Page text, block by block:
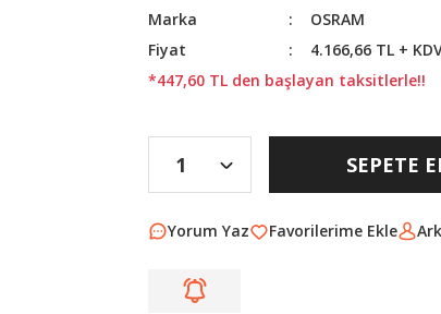
Marka
OSRAM
Fiyat
4.166,66 TL +
*447,60 TL den başlayan taksitlerle!!
SEPETE
Yorum Yaz